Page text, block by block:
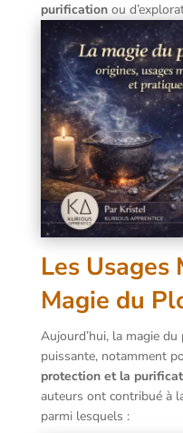
purificationou
Les Usages
Magie du
Aujourd’hui, la magie
puissante, notamment
protection et la
auteurs ont contribué à
parmi lesquels :